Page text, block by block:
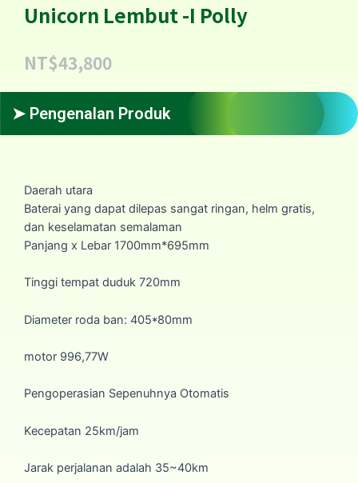
Unicorn Lembut -I Polly
NT$43,800
➤ Pengenalan Produk
Daerah utara
Baterai yang dapat dilepas sangat ringan, helm gratis,
dan keselamatan semalaman
Panjang x Lebar 1700mm*695mm
Tinggi tempat duduk 720mm
Diameter roda ban: 405*80mm
motor 996,77W
Pengoperasian Sepenuhnya Otomatis
Kecepatan 25km/jam
Jarak perjalanan adalah 35~40km